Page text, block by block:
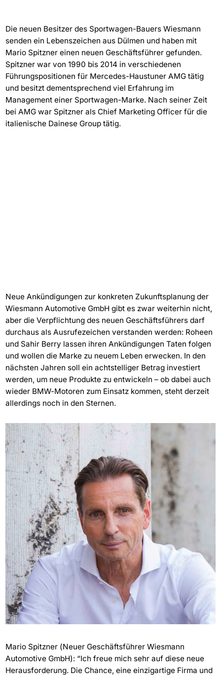
Die neuen Besitzer des Sportwagen-Bauers Wiesmann
senden ein Lebenszeichen aus Dülmen und haben mit
Mario Spitzner einen neuen Geschäftsführer gefunden.
Spitzner war von 1990 bis 2014 in verschiedenen
Führungspositionen für Mercedes-Haustuner AMG tätig
und besitzt dementsprechend viel Erfahrung im
Management einer Sportwagen-Marke. Nach seiner Zeit
bei AMG war Spitzner als Chief Marketing Officer für die
italienische Dainese Group tätig.
Neue Ankündigungen zur konkreten Zukunftsplanung der
Wiesmann Automotive GmbH gibt es zwar weiterhin nicht,
aber die Verpflichtung des neuen Geschäftsführers darf
durchaus als Ausrufezeichen verstanden werden: Roheen
und Sahir Berry lassen ihren Ankündigungen Taten folgen
und wollen die Marke zu neuem Leben erwecken. In den
nächsten Jahren soll ein achtstelliger Betrag investiert
werden, um neue Produkte zu entwickeln – ob dabei auch
wieder BMW-Motoren zum Einsatz kommen, steht derzeit
allerdings noch in den Sternen.
Mario Spitzner (Neuer Geschäftsführer Wiesmann
Automotive GmbH): “Ich freue mich sehr auf diese neue
Herausforderung. Die Chance, eine einzigartige Firma und